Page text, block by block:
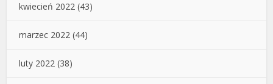
kwiecień 2022 (43)
marzec 2022 (44)
luty 2022 (38)